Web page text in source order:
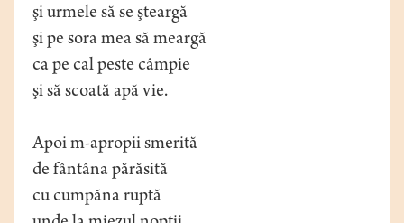
şi urmele să se şteargă
şi pe sora mea să meargă
ca pe cal peste câmpie
şi să scoată apă vie.
Apoi m-apropii smerită
de fântâna părăsită
cu cumpăna ruptă